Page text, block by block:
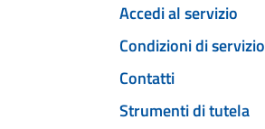
Accedi al servizio
Condizioni di servizio
Contatti
Strumenti di tutela